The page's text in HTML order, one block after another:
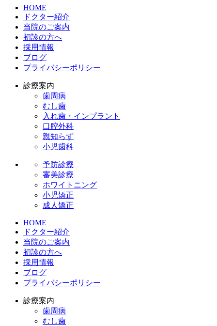
HOME
ドクター紹介
当院のご案内
初診の方へ
採用情報
ブログ
プライバシーポリシー
診療案内
歯周病
むし歯
入れ歯・インプラント
口腔外科
親知らず
小児歯科
予防診療
審美診療
ホワイトニング
小児矯正
成人矯正
HOME
ドクター紹介
当院のご案内
初診の方へ
採用情報
ブログ
プライバシーポリシー
診療案内
歯周病
むし歯